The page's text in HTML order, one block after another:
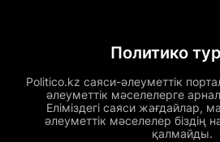
Политико
Politico.kz саяси-әлеуметтік
әлеуметтік мәселелерге
Еліміздегі саяси жағдайлар,
әлеуметтік мәселелер біздің
қалмайды.